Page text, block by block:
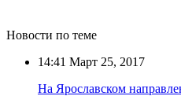
Новости по теме
14:41 Март 25, 2017
На Ярославском